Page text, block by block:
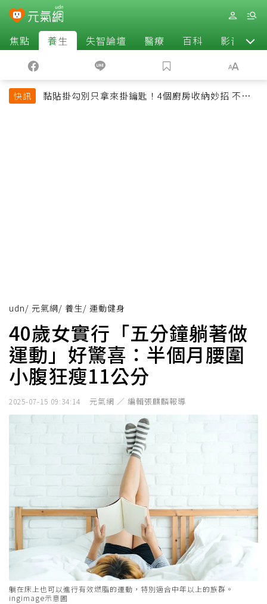
焦點 養生 失智論壇 醫療 百科 影音
快訊
黏貼掛勾別只拿來掛鑰匙！4個廚房收納妙招 不用
udn/ 元氣網/ 養生/ 運動健身
40歲女實行「五分鐘躺著做
運動」好驚喜：半個月腰圍
小腹狂瘦11公分
2025-07-15 09:34:14 元氣網 ／ 編輯張麒麟報導
躺在床上也可以進行有效燃脂的運動，特別適合中年以上的族群。
ingimage示意圖